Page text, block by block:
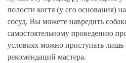
полости когтя (у его основания)
сосуд. Вы можете навредить
самостоятельному проведению
условиях можно приступать лишь
рекомендаций мастера.